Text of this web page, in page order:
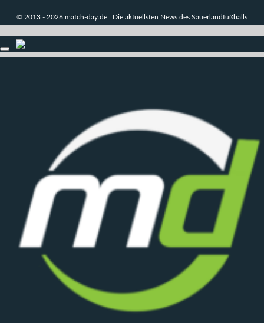
© 2013 - 2026 match-day.de | Die aktuellsten News des Sauerlandfußballs